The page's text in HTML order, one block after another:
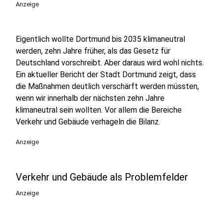
Anzeige
Eigentlich wollte Dortmund bis 2035 klimaneutral
werden, zehn Jahre früher, als das Gesetz für
Deutschland vorschreibt. Aber daraus wird wohl nichts.
Ein aktueller Bericht der Stadt Dortmund zeigt, dass
die Maßnahmen deutlich verschärft werden müssten,
wenn wir innerhalb der nächsten zehn Jahre
klimaneutral sein wollten. Vor allem die Bereiche
Verkehr und Gebäude verhageln die Bilanz.
Anzeige
Verkehr und Gebäude als Problemfelder
Anzeige